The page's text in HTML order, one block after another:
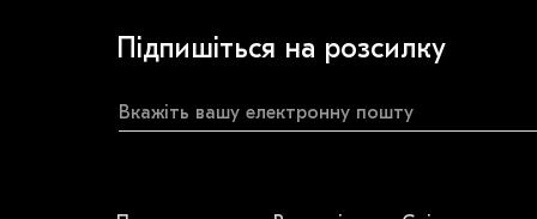
Підпишіться на розсилку